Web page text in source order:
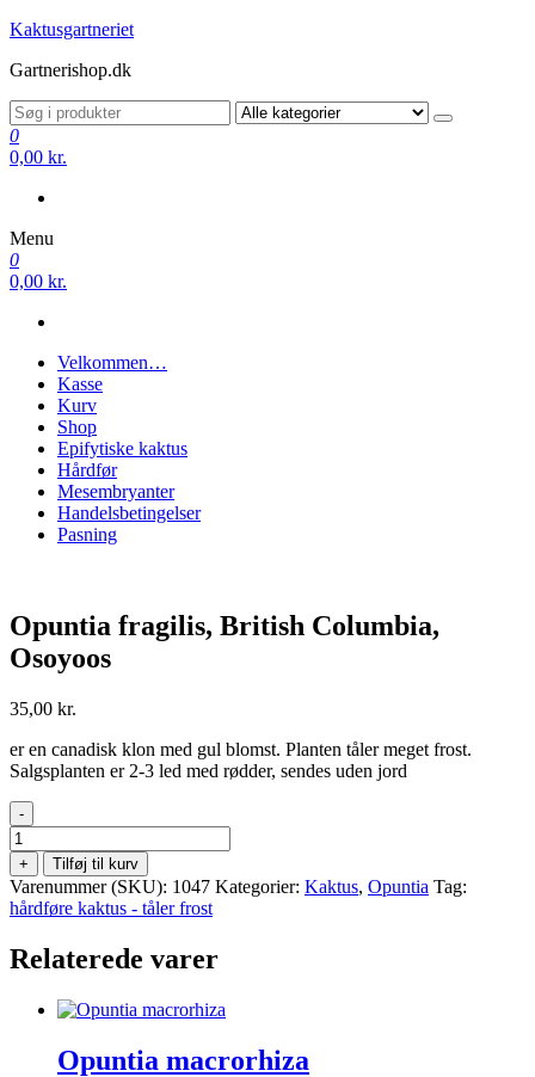
Videre
indhold
Kaktusgartneriet
Gartnerishop.dk
0
0,00 kr.
Menu
0
0,00 kr.
Velkommen…
Kasse
Kurv
Shop
Epifytiske kaktus
Hårdfør
Mesembryanter
Handelsbetingelser
Pasning
Opuntia fragilis, British Columbia,
Osoyoos
35,00 kr.
er en canadisk klon med gul blomst. Planten tåler meget frost.
Salgsplanten er 2-3 led med rødder, sendes uden jord
-
Opuntia
fragilis,
British
Columbia,
Osoyoos
+ Tilføj til kurv
Varenummer (SKU): 1047 Kategorier: Kaktus, Opuntia Tag:
hårdføre kaktus - tåler frost
Relaterede varer
Opuntia macrorhiza